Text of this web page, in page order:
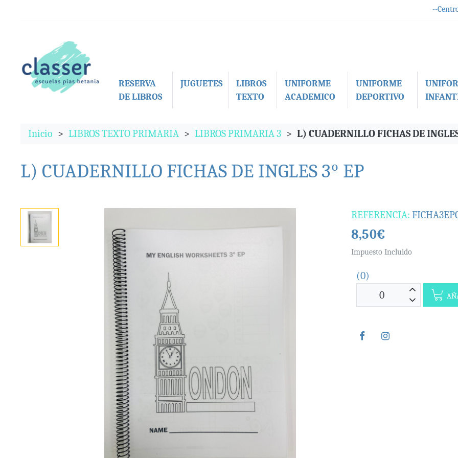
--
RESERVA
DE LIBROS
JUGUETES
LIBROS
TEXTO
UNIFORME
ACADEMICO
UNIFORME
DEPORTIVO
Inicio LIBROS TEXTO PRIMARIA LIBROS PRIMARIA 3 L) CUADERNILLO FICHAS DE
L) CUADERNILLO FICHAS DE INGLES 3º EP
REFERENCIA:
8,50€
Impuesto Incluido
(0)